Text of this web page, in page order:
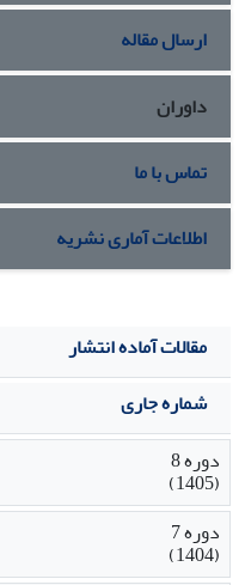
ارسال مقاله
داوران
تماس با ما
اطلاعات آماری نشریه
مقالات آماده انتشار
شماره جاری
دوره 8
(1405)
دوره 7
(1404)